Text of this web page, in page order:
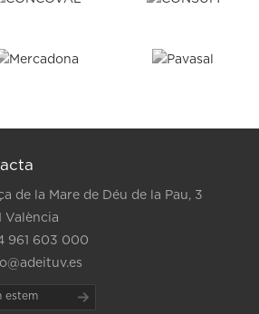
de la Mare de Déu de la Pau, 3
València
961 603 000
estem